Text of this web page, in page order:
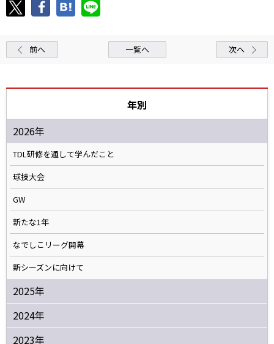
前へ 一覧へ 次へ
年別
2026年
TDL研修を通して学んだこと
球技大会
GW
新たな1年
なでしこリーグ開幕
新シーズンに向けて
2025年
2024年
2023年